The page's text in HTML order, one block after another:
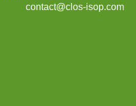
contact@clos-isop.com